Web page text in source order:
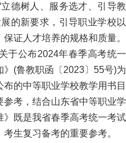
德树人、服务选才、引导教
的新要求，引导职业学校以
证人才培养的规格和质量。
于公布2024年春季高考统一
(鲁教职函〔2023〕55号)为
的中等职业学校教学用书目
考，结合山东省中等职业学
既是我省春季高考统一考试
生复习备考的重要参考。